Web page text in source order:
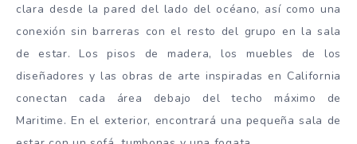
clara desde la pared del lado del océano, así como una
conexión sin barreras con el resto del grupo en la sala
de estar. Los pisos de madera, los muebles de los
diseñadores y las obras de arte inspiradas en California
conectan cada área debajo del techo máximo de
Maritime. En el exterior, encontrará una pequeña sala de